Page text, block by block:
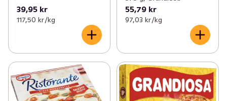
39,95 kr
117,50 kr /kg
55,79 kr
97,03 kr /kg